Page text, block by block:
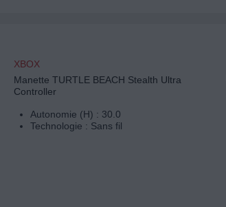
XBOX
Manette TURTLE BEACH Stealth Ultra
Controller
Autonomie (H) : 30.0
Technologie : Sans fil